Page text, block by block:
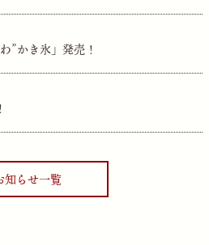
”かき氷」発売！
知らせ一覧